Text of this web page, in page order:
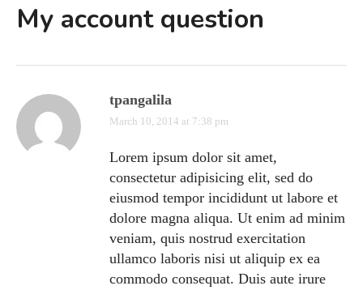
My account question
tpangalila
March 10, 2014 at 7:38 pm
Lorem ipsum dolor sit amet,
consectetur adipisicing elit, sed do
eiusmod tempor incididunt ut labore et
dolore magna aliqua. Ut enim ad minim
veniam, quis nostrud exercitation
ullamco laboris nisi ut aliquip ex ea
commodo consequat. Duis aute irure